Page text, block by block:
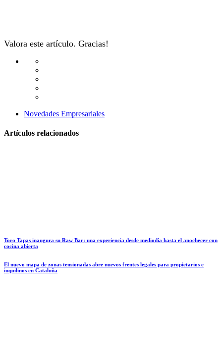
Valora este artículo. Gracias!
Novedades Empresariales
Artículos relacionados
Toro Tapas inaugura su Raw Bar: una experiencia desde mediodía hasta el anochecer con
cocina abierta
El nuevo mapa de zonas tensionadas abre nuevos frentes legales para propietarios e
inquilinos en Cataluña